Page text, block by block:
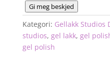
Gi meg beskjed
Kategori: Gellakk Studios
studios, gel lakk, gel
gel polish